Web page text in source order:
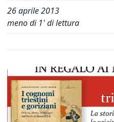
26 aprile 2013
meno di 1' di lettura